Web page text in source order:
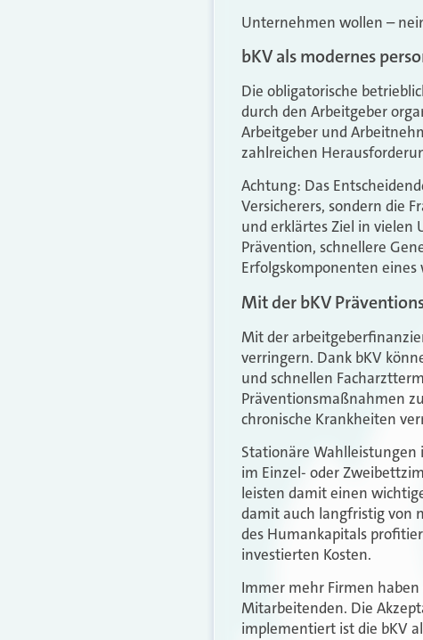
Unternehmen wollen –
bKV als modernes
Die obligatorische
durch den Arbeitgeber
Arbeitgeber und
zahlreichen
Achtung: Das
Versicherers, sondern die
und erklärtes Ziel in vielen
Prävention, schnellere
Erfolgskomponenten eines
Mit der bKV
Mit der
verringern. Dank bKV
und schnellen
Präventionsmaßnahmen
chronische Krankheiten
Stationäre
im Einzel- oder
leisten damit einen
damit auch langfristig von
des Humankapitals
investierten Kosten.
Immer mehr Firmen
Mitarbeitenden. Die
implementiert ist die bKV